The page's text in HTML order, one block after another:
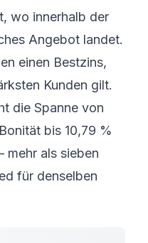
wo innerhalb der
Angebot landet.
einen Bestzins,
Kunden gilt.
die Spanne von
bis 10,79 %
mehr als sieben
für denselben